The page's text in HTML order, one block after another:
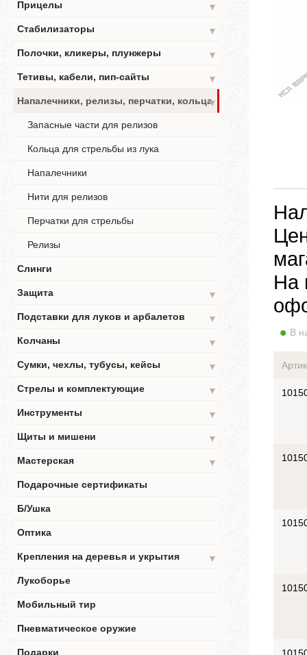
Прицелы
▼
Стабилизаторы
▼
Полочки, кликеры, плунжеры
▼
Тетивы, кабели, пип-сайты
▼
Напалечники, релизы, перчатки, кольца▼
Запасные части для релизов
Кольца для стрельбы из лука
Напалечники
Нити для релизов
Перчатки для стрельбы
Релизы
Слинги
Защита
▼
Подставки для луков и арбалетов
▼
Колчаны
▼
Сумки, чехлы, тубусы, кейсы
▼
Стрелы и комплектующие
▼
Инструменты
▼
Щиты и мишени
▼
Мастерская
▼
Подарочные сертификаты
Б/Ушка
Оптика
Крепления на деревья и укрытия
▼
Лукоборье
Мобильный тир
Пневматическое оружие
Подарки
На
В